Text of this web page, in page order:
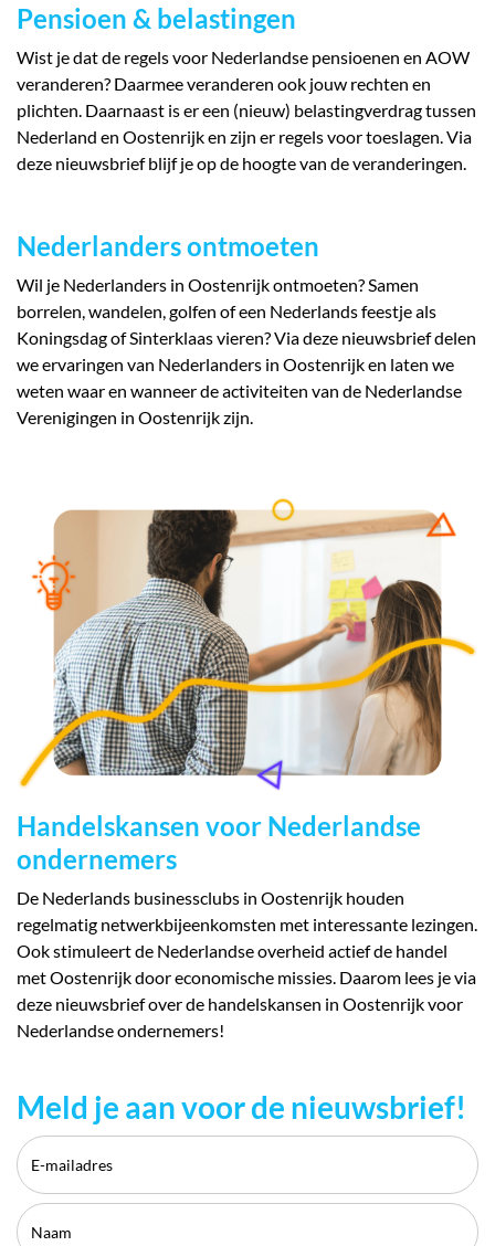
Pensioen & belastingen
Wist je dat de regels voor Nederlandse pensioenen en AOW
veranderen? Daarmee veranderen ook jouw rechten en
plichten. Daarnaast is er een (nieuw) belastingverdrag tussen
Nederland en Oostenrijk en zijn er regels voor toeslagen. Via
deze nieuwsbrief blijf je op de hoogte van de veranderingen.
Nederlanders ontmoeten
Wil je Nederlanders in Oostenrijk ontmoeten? Samen
borrelen, wandelen, golfen of een Nederlands feestje als
Koningsdag of Sinterklaas vieren? Via deze nieuwsbrief delen
we ervaringen van Nederlanders in Oostenrijk en laten we
weten waar en wanneer de activiteiten van de Nederlandse
Verenigingen in Oostenrijk zijn.
Handelskansen voor Nederlandse
ondernemers
De Nederlands businessclubs in Oostenrijk houden
regelmatig netwerkbijeenkomsten met interessante lezingen.
Ook stimuleert de Nederlandse overheid actief de handel
met Oostenrijk door economische missies. Daarom lees je via
deze nieuwsbrief over de handelskansen in Oostenrijk voor
Nederlandse ondernemers!
Meld je aan voor de nieuwsbrief!